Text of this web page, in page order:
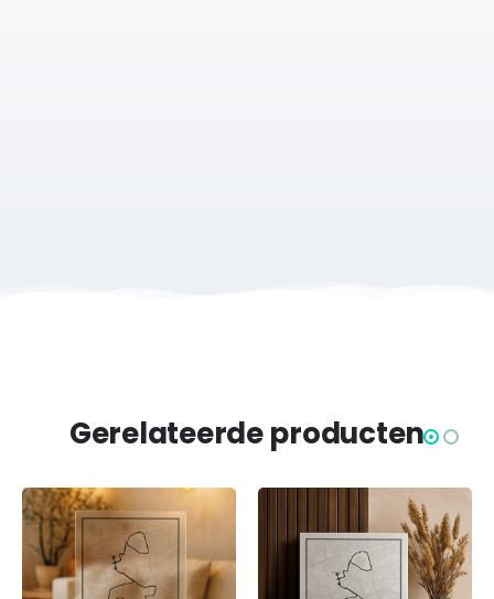
Onze handgevormde Oud Hollandse witjes (Friese
witjes) zijn 13x13 cm. Ze zijn tijdloos en immens
populair. De tegeltjes hebben een dikte van 10mm.
Gerelateerde producten